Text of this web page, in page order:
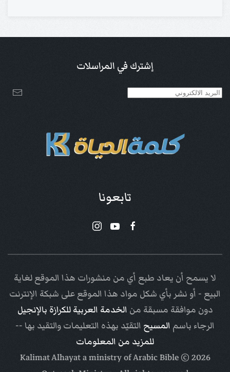
إشترك في المراسلات
تابعونا
لا يسمح أن يعاد طبع أي من منشورات هذا الموقع لغاية
البيع - أو نشر بأي شكل مواد هذا الموقع على شبكة الإنترنت
دون موافقة مسبقة من الخدمة العربية للكرازة بالإنجيل
الرجاء باسم المسيح التقيّد بهذه التعليمات والتقيد بها --
للمزيد من المعلومات
2026
© Kalimat Alhayat a ministry of
Arabic Bible